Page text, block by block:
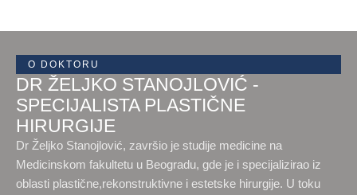
O DOKTORU
DR ŽELJKO STANOJLOVIĆ -
SPECIJALISTA PLASTIČNE
HIRURGIJE
Dr Željko Stanojlović, završio je studije medicine na
Medicinskom fakultetu u Beogradu, gde je i specijalizirao iz
oblasti plastične,rekonstruktivne i estetske hirurgije. U toku